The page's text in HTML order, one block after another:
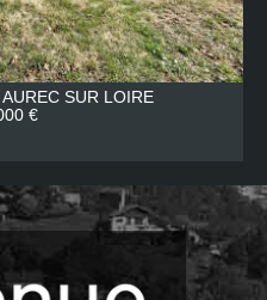
AUREC SUR LOIRE
€